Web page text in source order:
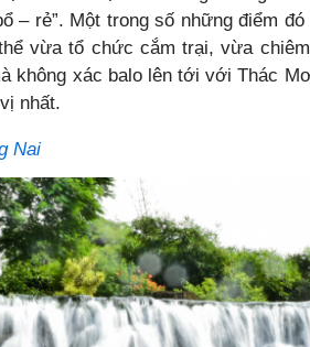
– rẻ”. Một trong số những điểm
vừa tổ chức cắm trại, vừa
không xác balo lên tới với Thác
nhất.
Nai